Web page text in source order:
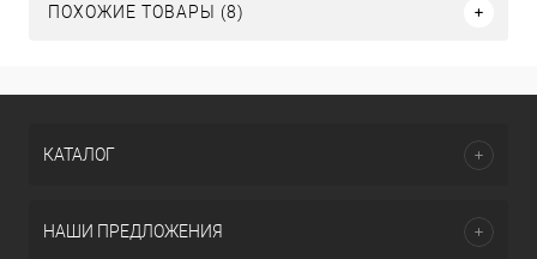
ПОХОЖИЕ ТОВАРЫ (8)
КАТАЛОГ
НАШИ ПРЕДЛОЖЕНИЯ